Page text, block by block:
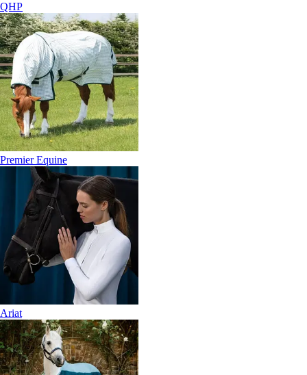
QHP
Premier Equine
Ariat